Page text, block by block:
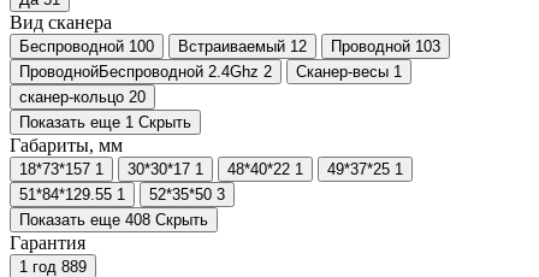
Вид сканера
Беспроводной 100 Встраиваемый 12 Проводной 103
ПроводнойБеспроводной 2.4Ghz 2 Сканер-весы 1
сканер-кольцо 20
Показать еще 1 Скрыть
Габариты, мм
18*73*157 1 30*30*17 1 48*40*22 1 49*37*25 1
51*84*129.55 1 52*35*50 3
Показать еще 408 Скрыть
Гарантия
1 год 889